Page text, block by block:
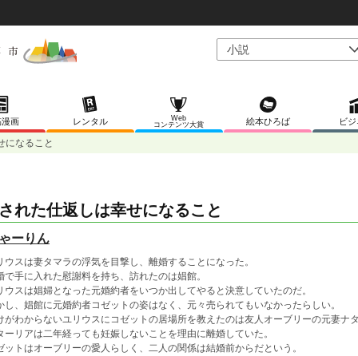
画 レンタル
Web
コンテンツ大賞
絵本ひろば ビジ
になること
れた仕返しは幸せになること
ーりん
ウスは妻タマラの浮気を目撃し、離婚することになった。
で手に入れた慰謝料を持ち、訪れたのは娼館。
ウスは娼婦となった元婚約者をいつか出してやると決意していたのだ。
し、娼館に元婚約者コゼットの姿はなく、元々売られてもいなかったらしい。
がわからないユリウスにコゼットの居場所を教えたのは友人オーブリーの元妻ナタ
ーリアは二年経っても妊娠しないことを理由に離婚していた。
ットはオーブリーの愛人らしく、二人の関係は結婚前からだという。